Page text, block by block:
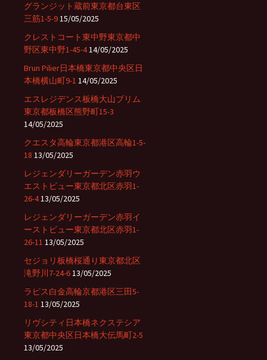
グランジット蔵前東京都台東区
三筋1-5-915/05/2025
クレストコート東中野東京都中
野区東中野1-45-414/05/2025
Brun Pilier日本橋東京都中央区日
本橋横山町9-1 14/05/2025
エスレジデンス板橋大山ブリム
東京都板橋区熊野町15-3
14/05/2025
クエスタ高輪東京都港区高輪1-5-
18 13/05/2025
レジェンダリーガーデン赤羽ウ
エストビュー東京都北区赤羽1-
26-413/05/2025
レジェンダリーガーデン赤羽イ
ーストビュー東京都北区赤羽1-
26-11 13/05/2025
セジョリ板橋桜通り東京都北区
滝野川7-24-613/05/2025
ラピス白金高輪京都港区三田5-
18-1 13/05/2025
リヴシティ日本橋ネクステシア
東京都中央区日本橋大伝馬町2-5
13/05/2025